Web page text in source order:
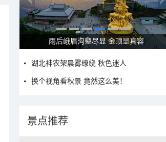
雨后峨眉沟壑尽显 金顶显真容
湖北神农架晨雾缭绕 秋色迷人
换个视角看秋景 竟然这么美！
景点推荐